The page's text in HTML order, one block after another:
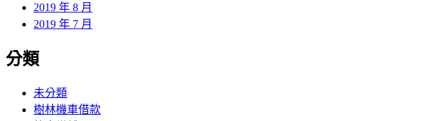
2019 年 8 月
2019 年 7 月
分類
未分類
樹林機車借款